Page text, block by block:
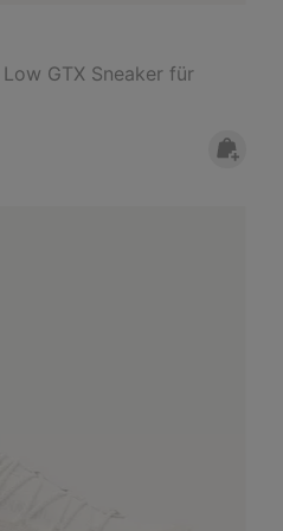
Low GTX Sneaker für